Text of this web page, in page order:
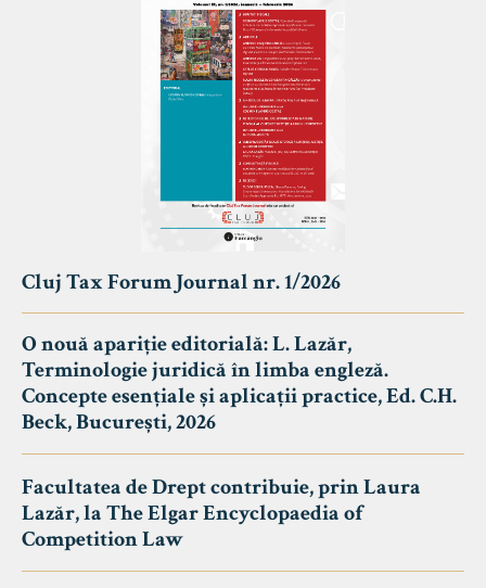
Cluj Tax Forum Journal nr. 1/2026
O nouă apariție editorială: L. Lazăr,
Terminologie juridică în limba engleză.
Concepte esențiale și aplicații practice, Ed. C.H.
Beck, București, 2026
Facultatea de Drept contribuie, prin Laura
Lazăr, la The Elgar Encyclopaedia of
Competition Law